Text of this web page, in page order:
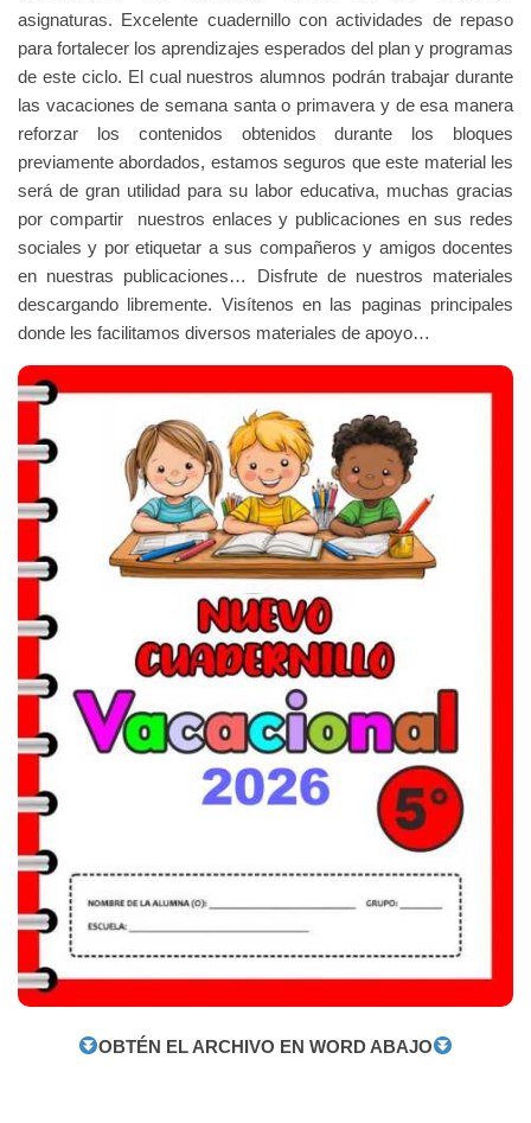
asignaturas. Excelente cuadernillo con actividades de repaso
para fortalecer los aprendizajes esperados del plan y programas
de este ciclo. El cual nuestros alumnos podrán trabajar durante
las vacaciones de semana santa o primavera y de esa manera
reforzar los contenidos obtenidos durante los bloques
previamente abordados, estamos seguros que este material les
será de gran utilidad para su labor educativa, muchas gracias
por compartir nuestros enlaces y publicaciones en sus redes
sociales y por etiquetar a sus compañeros y amigos docentes
en nuestras publicaciones… Disfrute de nuestros materiales
descargando libremente. Visítenos en las paginas principales
donde les facilitamos diversos materiales de apoyo…
OBTÉN EL ARCHIVO EN WORD ABAJO